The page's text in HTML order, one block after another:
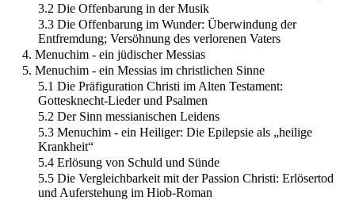
3.2 Die Offenbarung in der Musik
3.3 Die Offenbarung im Wunder: Überwindung der
Entfremdung; Versöhnung des verlorenen Vaters
4. Menuchim - ein jüdischer Messias
5. Menuchim - ein Messias im christlichen Sinne
5.1 Die Präfiguration Christi im Alten Testament:
Gottesknecht-Lieder und Psalmen
5.2 Der Sinn messianischen Leidens
5.3 Menuchim - ein Heiliger: Die Epilepsie als „heilige
Krankheit“
5.4 Erlösung von Schuld und Sünde
5.5 Die Vergleichbarkeit mit der Passion Christi: Erlösertod
und Auferstehung im Hiob-Roman